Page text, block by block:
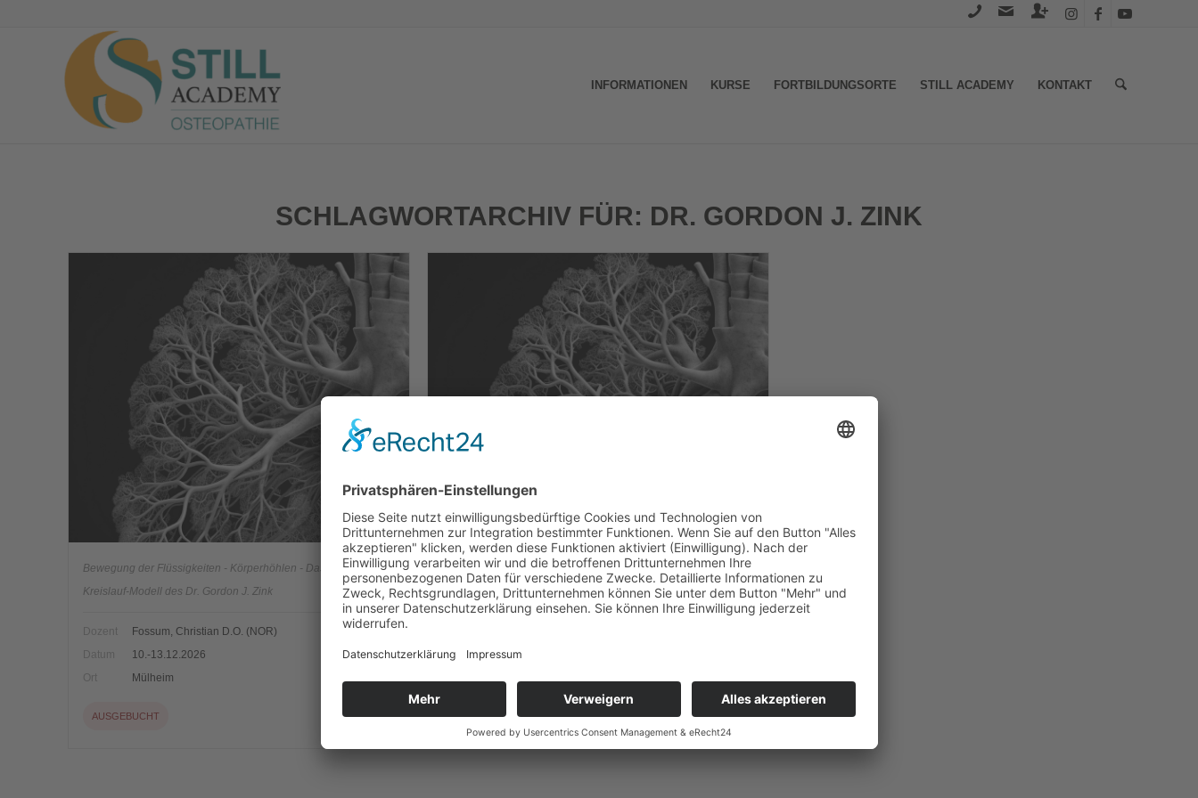
INFORMATIONEN KURSE FORTBILDUNGSORTE STILL ACADEMY KONTAKT
SCHLAGWORTARCHIV FÜR: DR. GORDON J. ZINK
Bewegung der Flüssigkeiten - Körperhöhlen - Das Atem-
Kreislauf-Modell des Dr. Gordon J. Zink
Dozent
Fossum, Christian D.O. (NOR)
Datum
10.-13.12.2026
Ort
Mülheim
AUSGEBUCHT
Osteopathie praxisnah
Bewegung der Flüssigkeiten - Körperhöhlen - Das Atem-
Kreislauf-Modell des Dr. Gordon J. Zink
Datum
21.-24.10.2027
FREIE PLÄTZE